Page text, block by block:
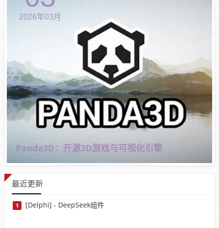
2026年03月
Panda3D：开源3D游戏与可视化引擎
最近更新
1 [Delphi] - DeepSeek组件